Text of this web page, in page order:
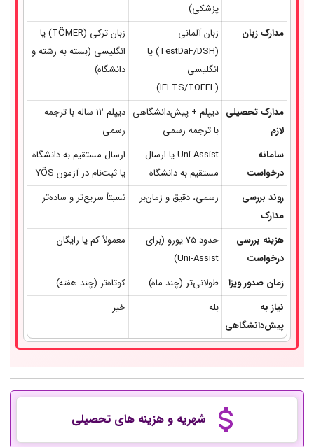
پزشکی)
مدارک زبان
زبان آلمانی
(TestDaF/DSH) یا
انگلیسی
(IELTS/TOEFL)
زبان ترکی (TÖMER) یا
انگلیسی (بسته به رشته و
دانشگاه)
مدارک تحصیلی
لازم
دیپلم + پیش‌دانشگاهی
با ترجمه رسمی
دیپلم 12 ساله با ترجمه
رسمی
سامانه
درخواست
Uni-Assist یا ارسال
مستقیم به دانشگاه
ارسال مستقیم به دانشگاه
یا ثبت‌نام در آزمون YÖS
روند بررسی
مدارک
رسمی، دقیق و زمان‌بر نسبتاً سریع‌تر و ساده‌تر
هزینه بررسی
درخواست
حدود 75 یورو (برای
Uni-Assist)
معمولاً کم یا رایگان
زمان صدور ویزا طولانی‌تر (چند ماه)
کوتاه‌تر (چند هفته)
نیاز به
پیش‌دانشگاهی
بله خیر
شهریه و هزینه های تحصیلی